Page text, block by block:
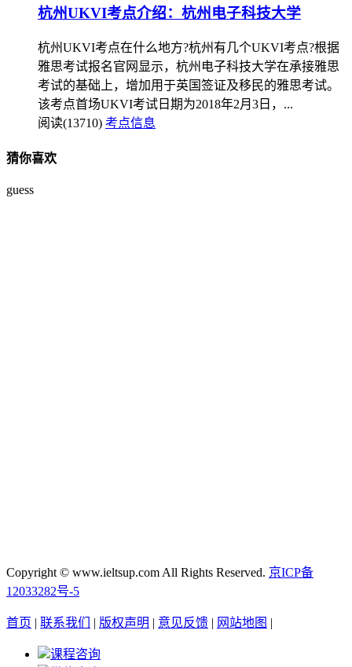
杭州UKVI考点介绍：杭州电子科技大学
杭州UKVI考点在什么地方?杭州有几个UKVI考点?根据
雅思考试报名官网显示，杭州电子科技大学在承接雅思
考试的基础上，增加用于英国签证及移民的雅思考试。
该考点首场UKVI考试日期为2018年2月3日，...
阅读(13710) 考点信息
猜你喜欢
guess
Copyright © www.ieltsup.com All Rights Reserved. 京ICP备
12033282号-5
首页 | 联系我们 | 版权声明 | 意见反馈 | 网站地图 |
课程咨询